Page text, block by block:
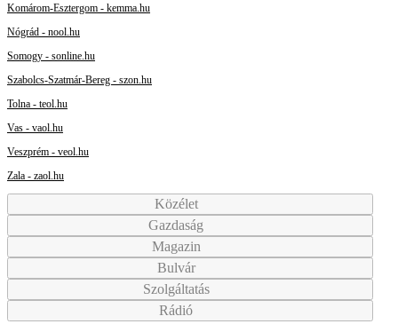
Komárom-Esztergom - kemma.hu
Nógrád - nool.hu
Somogy - sonline.hu
Szabolcs-Szatmár-Bereg - szon.hu
Tolna - teol.hu
Vas - vaol.hu
Veszprém - veol.hu
Zala - zaol.hu
Közélet
Gazdaság
Magazin
Bulvár
Szolgáltatás
Rádió